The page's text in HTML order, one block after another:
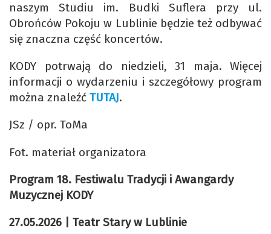
naszym Studiu im. Budki Suflera przy ul.
Obrońców Pokoju w Lublinie będzie też odbywać
się znaczna część koncertów.
KODY potrwają do niedzieli, 31 maja. Więcej
informacji o wydarzeniu i szczegółowy program
można znaleźć TUTAJ.
JSz / opr. ToMa
Fot. materiał organizatora
Program 18. Festiwalu Tradycji i Awangardy
Muzycznej KODY
27.05.2026
| Teatr Stary w Lublinie